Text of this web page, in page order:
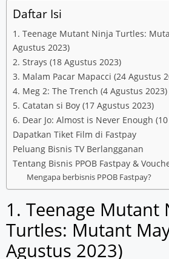
Daftar Isi
1. Teenage Mutant Ninja Turtles:
Agustus 2023)
2. Strays (18 Agustus 2023)
3. Malam Pacar Mapacci (24 Agustus
4. Meg 2: The Trench (4 Agustus 2023)
5. Catatan si Boy (17 Agustus 2023)
6. Dear Jo: Almost is Never Enough
Dapatkan Tiket Film di Fastpay
Peluang Bisnis TV Berlangganan
Tentang Bisnis PPOB Fastpay &
Mengapa berbisnis PPOB Fastpay?
1. Teenage Mutant
Turtles: Mutant
Agustus 2023)